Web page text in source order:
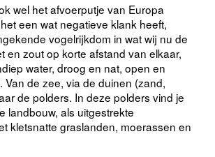
wel het afvoerputje van Europa
een wat negatieve klank heeft,
vogelrijkdom in wat wij nu de
en zout op korte afstand van elkaar,
water, droog en nat, open en
de zee, via de duinen (zand,
de polders. In deze polders vind je
landbouw, als uitgestrekte
kletsnatte graslanden, moerassen en